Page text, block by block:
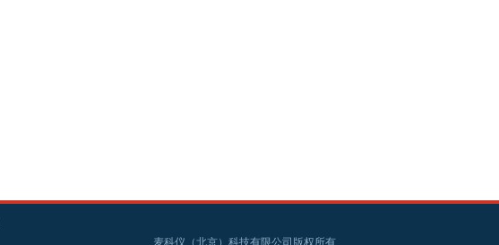
麦科仪（北京）科技有限公司版权所有